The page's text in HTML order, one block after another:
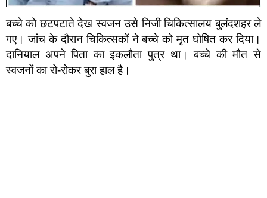
बच्चे को छटपटाते देख स्वजन उसे निजी चिकित्सालय बुलंदशहर ले
गए। जांच के दौरान चिकित्सकों ने बच्चे को मृत घोषित कर दिया।
दानियाल अपने पिता का इकलौता पुत्र था। बच्चे की मौत से
स्वजनों का रो-रोकर बुरा हाल है।